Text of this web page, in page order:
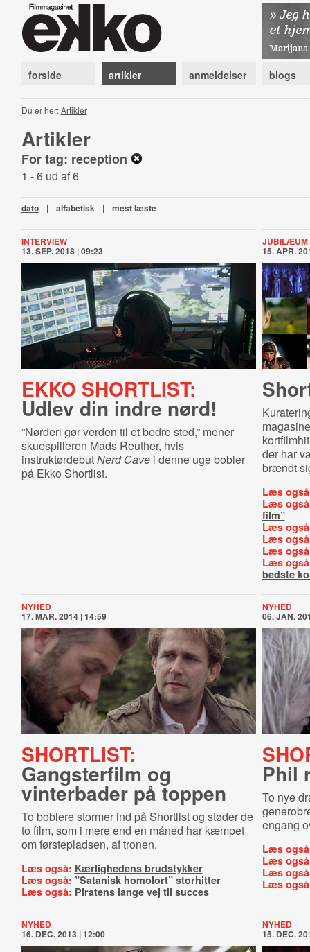
forside artikler anmeldelser blogs
Du er her:Artikler
Artikler
For tag: reception
1 - 6 ud af 6
dato | alfabetisk | mest læste
INTERVIEW
13. SEP. 2018 | 09:23
EKKO SHORTLIST:
Udlev din indre nørd!
”Nørderi gør verden til et bedre sted,” mener
skuespilleren Mads Reuther, hvis
instruktørdebutNerd Cave i denne uge bobler
på Ekko Shortlist.
JUBILÆUM
15. APR.
der har
brændt
Læs
Læs
film”
Læs
Læs
Læs
Læs
bedste
NYHED
17. MAR. 2014 | 14:59
SHORTLIST:
Gangsterfilm og
vinterbader på toppen
To boblere stormer ind på Shortlist og støder de
to film, som i mere end en måned har kæmpet
om førstepladsen, af tronen.
Læs også: Kærlighedens brudstykker
Læs også: ”Satanisk homolort” storhitter
Læs også: Piratens lange vej til succes
NYHED
06. JAN.
Phil
To nye
engang
Læs
Læs
Læs
Læs
NYHED
16. DEC. 2013 | 12:00
NYHED
15. DEC.